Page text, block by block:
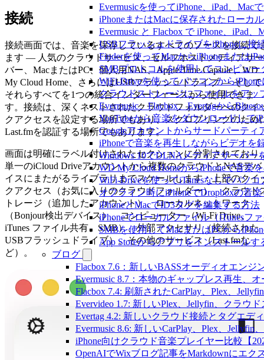
Evermusicを使ってiPhone、iPad、Mac
iPhoneまたはMacに保存されたローカ
Evermusic と Flacbox で iPhone、iPad
USBフラッシュドライブをiPhoneに
Finderを使ってMacからiPhoneまたは
SMBプロトコルを使用してコンピュ
WiFi-Driveを使ってパソコンから
クラウドストレージにファイルをアッ
Evermusic、Flacbox、Evertagから
YouTubeから音楽をダウンロードして
Googleアカウントからサードパーティ
iPhoneで音楽を再生しながらビデオを
Windows 10でDLNAメディアサーバー
WD My Cloud HomeからiPhoneで音楽
WiFi-Driveを使ってiTunesなしでパソ
オフライン時にiPhoneでDropboxの音
iPhoneとMacでID3タグを編集する方法
iPhoneでローカルファイル（iTunesフ
SMBを使用してMacまたはPCから
App Storeからアプリをインストール
ブログ
Flacbox 7.6：新しいBASSオーディオエン
Evermusic 8.7：本物のギャップレス再生、
Flacbox 7.4: 刷新されたCarPlay、Plex、
Evervideo 1.7: 新しいPlex、Jellyfin、クラウ
Evertag 4.2: 新しいクラウド接続とタグエデ
Evermusic 8.6: 新しいCarPlay、Plex、Jellyfin
iPhone向けクラウド音楽プレイヤー比較【
OpenAIでWixブログ記事をMarkdownにエク
接続
接続画面では、音楽を保存しているすべてのソースを接続で
ます — 人気のクラウドサービス、セルフホストメディアサー
バー、MacまたはPC、個人用NAS、Apple Time Capsule、WD
My Cloud Home、さらにはUSBフラッシュドライブ — そして
それらすべてを1つの統合インターフェースから使用できま
す。接続は、深くネストされたクラウドフォルダーへのクイ
クアクセスを設定する場所でもあり、スクロブリングのため
Last.fmを認証する場所でもあります。
画面は明確にラベル付けされたセクションに分割されており
単一のiCloud Driveアカウントから複数のクラウドとNASデバ
イスにまたがるライブラリまでスケールします：上部のクイ
クアクセス（お気に入りのクラウドフォルダー）、クラウド
トレージ（追加したアカウント）、ローカルネットワーク
（Bonjour検出デバイス）、コンピューター（Wi-Fi Drive、
iTunes ファイル共有、SMB）、外部アクセサリ（接続された
USBフラッシュドライブ）、その他のサービス（Last.fmな
ど）。